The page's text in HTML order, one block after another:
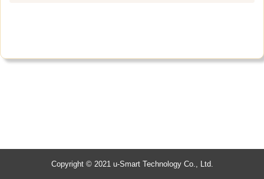
Copyright © 2021 u-Smart Technology Co., Ltd.